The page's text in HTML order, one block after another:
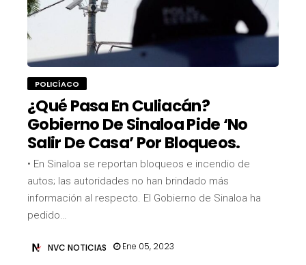
POLICÍACO
¿Qué Pasa En Culiacán?
Gobierno De Sinaloa Pide ‘no
Salir De Casa’ Por Bloqueos.
• En Sinaloa se reportan bloqueos e incendio de
autos; las autoridades no han brindado más
información al respecto. El Gobierno de Sinaloa ha
pedido…
NVC NOTICIAS Ene 05, 2023